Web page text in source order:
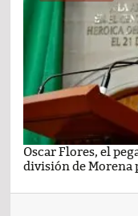
Oscar Flores, el
división de Morena